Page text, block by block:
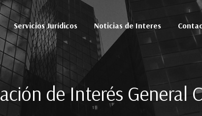
Servicios Jurídicos Noticias de Interes
de Interés General